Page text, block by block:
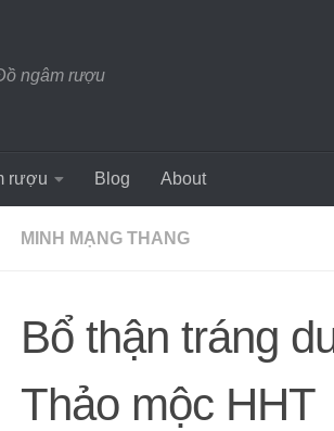
ngâm rượu
rượu Blog About
MINH MẠNG THANG
Bổ thận tráng
Thảo mộc HHT